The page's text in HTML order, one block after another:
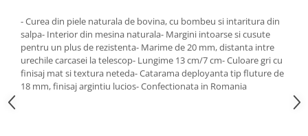
Ciocane Miniatura
Clesti Miniatura
Curatare Bijuterii
Dispozitive Bratari
Dispozitive Inele
- Curea din piele naturala de bovina, cu bombeu si intaritura din
salpa- Interior din mesina naturala- Margini intoarse si cusute
pentru un plus de rezistenta- Marime de 20 mm, distanta intre
urechile carcasei la telescop- Lungime 13 cm/7 cm- Culoare gri cu
finisaj mat si textura neteda- Catarama deployanta tip fluture de
18 mm, finisaj argintiu lucios- Confectionata in Romania